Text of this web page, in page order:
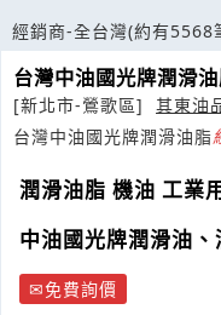
經銷商-全台灣(約有5568
台灣中油國光牌潤滑
[新北市-鶯歌區]
其東油
台灣中油國光牌潤滑油脂
潤滑油脂 機油 工業
中油國光牌潤滑油、
免費詢價